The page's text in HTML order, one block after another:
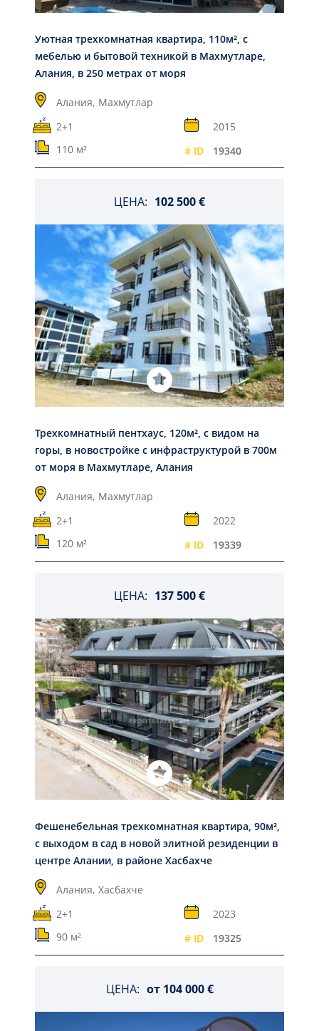
Уютная трехкомнатная квартира, 110м², с
мебелью и бытовой техникой в Махмутларе,
Алания, в 250 метрах от моря
Алания, Махмутлар
2+1
2015
110 м²
# ID 19340
ЦЕНА: 102 500 €
Трехкомнатный пентхаус, 120м², с видом на
горы, в новостройке с инфраструктурой в 700м
от моря в Махмутларе, Алания
Алания, Махмутлар
2+1
2022
120 м²
# ID 19339
ЦЕНА: 137 500 €
Фешенебельная трехкомнатная квартира, 90м²,
с выходом в сад в новой элитной резиденции в
центре Алании, в районе Хасбахче
Алания, Хасбахче
2+1
2023
90 м²
# ID 19325
ЦЕНА: от 104 000 €